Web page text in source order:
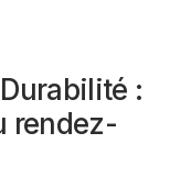
:
rendez-